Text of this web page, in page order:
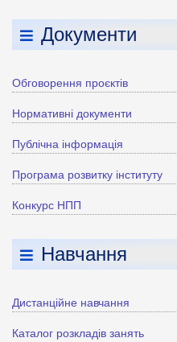
Документи
Обговорення проєктів
Нормативні документи
Публічна інформація
Програма розвитку інституту
Конкурс НПП
Навчання
Дистанційне навчання
Каталог розкладів занять